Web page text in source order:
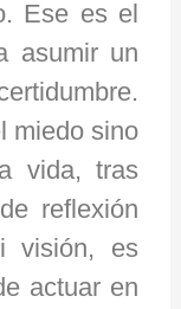
Ese es el
asumir un
miedo sino
vida, tras
reflexión
visión, es
actuar en